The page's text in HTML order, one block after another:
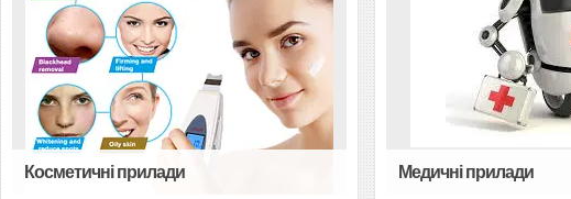
Косметичні прилади Медичні прилади